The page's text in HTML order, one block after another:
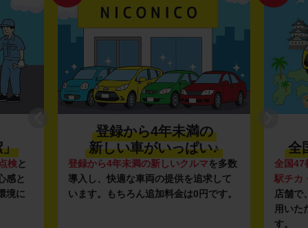
」
検と
感と
境に
登録から4年未満の
新しい車がいっぱい♪
登録から4年未満の新しいクルマを多数
導入し、快適な車両の提供を追求して
います。もちろん追加料金は0円です。
全
全国47
駅チカ
店舗で
用いた
す。